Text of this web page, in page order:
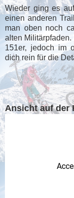
Wieder ging es
einen anderen
man oben noch
alten
151er, jedoch im
dich rein für die
Ansicht auf der